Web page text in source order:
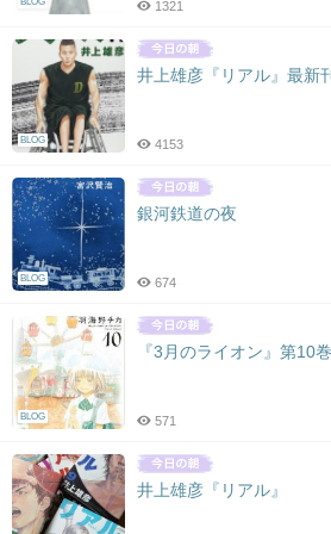
1321
BLOG
井上雄彦『リアル』最新
4153
BLOG
銀河鉄道の夜
674
BLOG
『3月のライオン』第10
571
井上雄彦『リアル』